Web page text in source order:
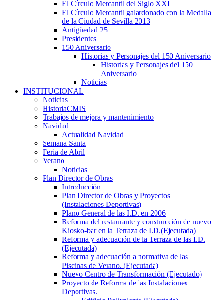
El Círculo Mercantil del Siglo XXI
El Círculo Mercantil galardonado con la Medalla
de la Ciudad de Sevilla 2013
Antigüedad 25
Presidentes
150 Aniversario
Historias y Personajes del 150 Aniversario
Historias y Personajes del 150
Aniversario
Noticias
INSTITUCIONAL
Noticias
HistoriaCMIS
Trabajos de mejora y mantenimiento
Navidad
Actualidad Navidad
Semana Santa
Feria de Abril
Verano
Noticias
Plan Director de Obras
Introducción
Plan Director de Obras y Proyectos
(Instalaciones Deportivas)
Plano General de las I.D. en 2006
Reforma del restaurante y construcción de nuevo
Kiosko-bar en la Terraza de I.D.(Ejecutada)
Reforma y adecuación de la Terraza de las I.D.
(Ejecutada)
Reforma y adecuación a normativa de las
Piscinas de Verano. (Ejecutada)
Nuevo Centro de Transformación (Ejecutado)
Proyecto de Reforma de las Instalaciones
Deportivas.